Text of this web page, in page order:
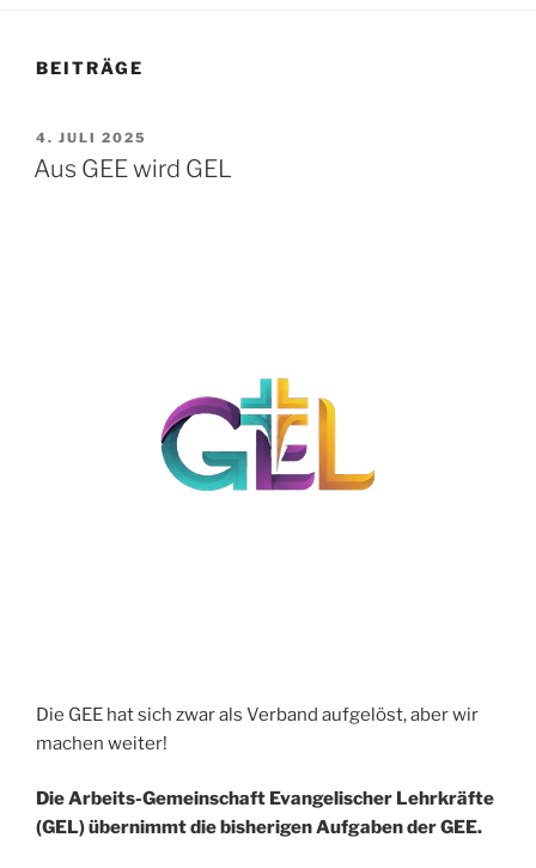
BEITRÄGE
VERÖFFENTLICHT
AM
4. JULI 2025
Aus GEE wird GEL
Die GEE hat sich zwar als Verband aufgelöst, aber wir
machen weiter!
Die Arbeits-Gemeinschaft Evangelischer Lehrkräfte
(GEL) übernimmt die bisherigen Aufgaben der GEE.